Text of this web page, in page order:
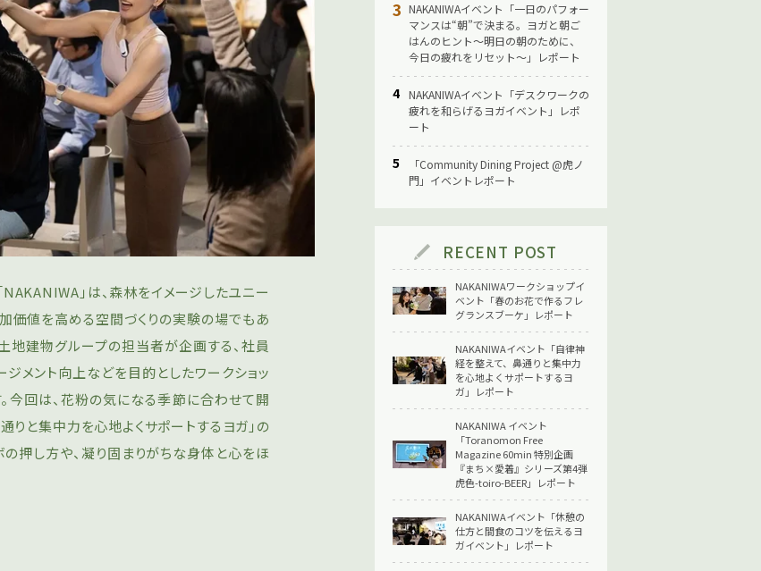
」は、森林をイメージしたユニー
価値を高める空間づくりの実験の場でもあ
地建物グループの担当者が企画する、社員
メント向上などを目的としたワークショッ
今回は、花粉の気になる季節に合わせて開
りと集中力を心地よくサポートするヨガ」の
押し方や、凝り固まりがちな身体と心をほ
NAKANIWAイベント「一日のパフォー
マンスは“朝”で決まる。ヨガと朝ご
はんのヒント〜明日の朝のために、
今日の疲れをリセット〜」レポート
NAKANIWAイベント「デスクワークの
疲れを和らげるヨガイベント」レポ
ート
「Community Dining Project @虎ノ
門」イベントレポート
RECENT POST
NAKANIWAワークショップイ
ベント「春のお花で作るフレ
グランスブーケ」レポート
NAKANIWAイベント「自律神
経を整えて、鼻通りと集中力
を心地よくサポートするヨ
ガ」レポート
NAKANIWA イベント
「Toranomon Free
Magazine 60min 特別企画
『まち×愛着』シリーズ第4弾
虎色-toiro-BEER」レポート
NAKANIWAイベント「休憩の
仕方と間食のコツを伝えるヨ
ガイベント」レポート